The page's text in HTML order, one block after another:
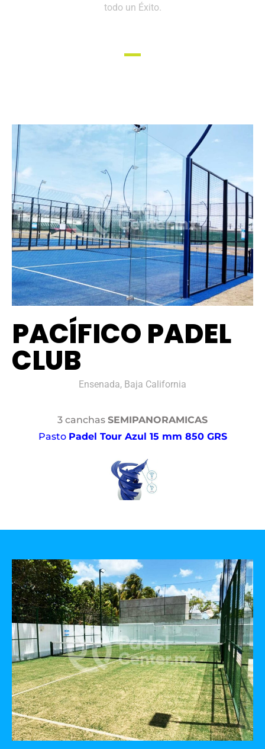
todo un Éxito.
PACÍFICO PADEL
CLUB
Ensenada, Baja California
3 canchas SEMIPANORAMICAS
Pasto Padel Tour Azul 15 mm 850 GRS